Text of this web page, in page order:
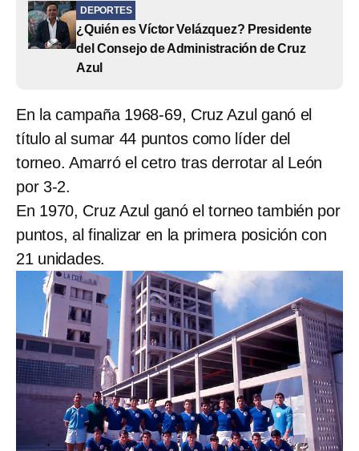
DEPORTES
¿Quién es Víctor Velázquez? Presidente
del Consejo de Administración de Cruz
Azul
En la campaña 1968-69, Cruz Azul ganó el
título al sumar 44 puntos como líder del
torneo. Amarró el cetro tras derrotar al León
por 3-2.
En 1970, Cruz Azul ganó el torneo también por
puntos, al finalizar en la primera posición con
21 unidades.